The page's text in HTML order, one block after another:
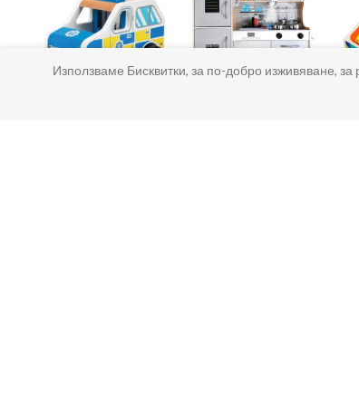
Използваме Бисквитки, за по-добро изживяване,